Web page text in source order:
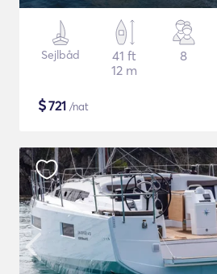
Sejlbåd
41 ft
12 m
8
$721 /nat